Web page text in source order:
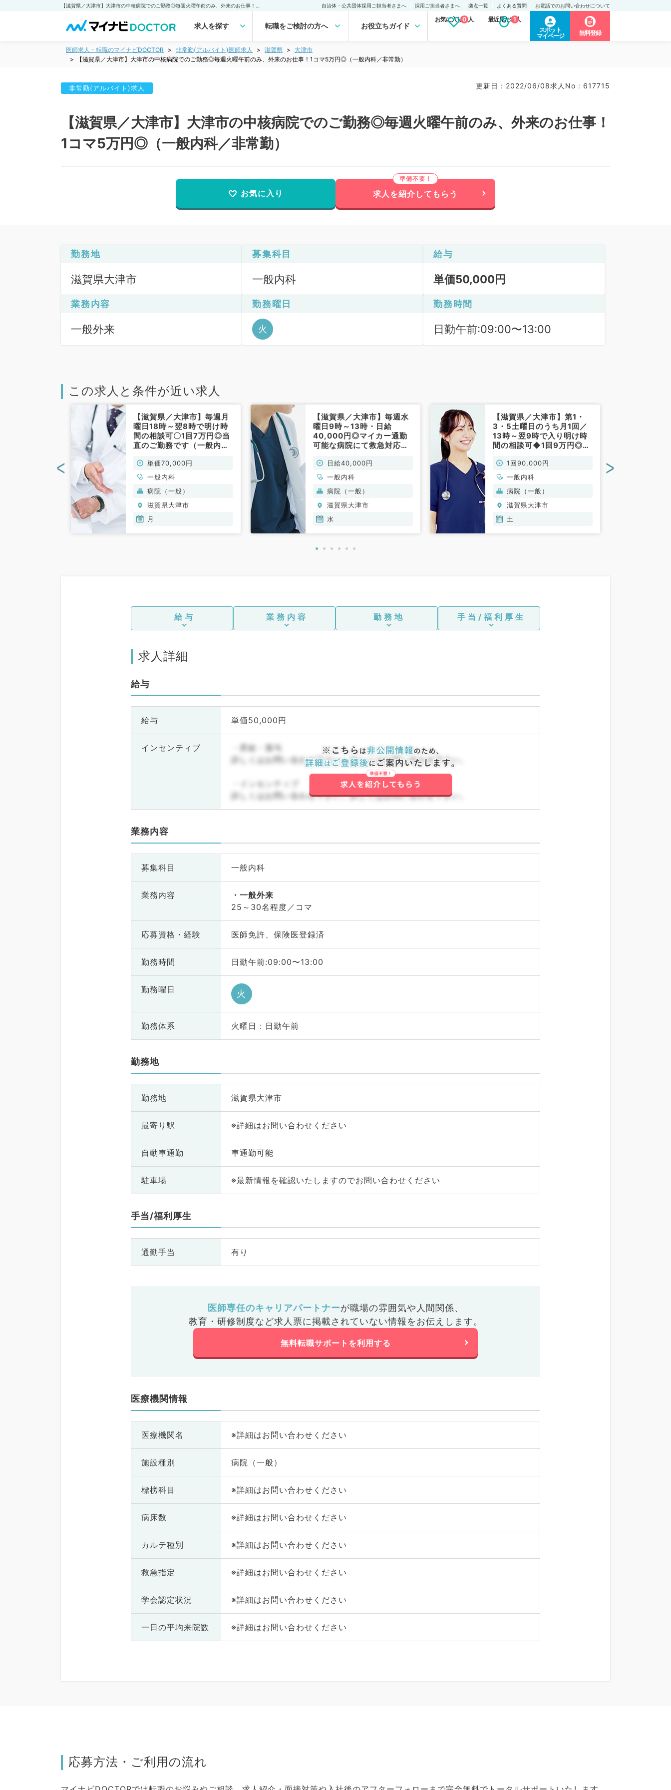
自治体・公共団体採用ご担当者さまへ 採用ご担当者さまへ 拠点一覧 よくある質問 お電話でのお問い合わせについて
求人を探す 転職をご検討の方へ お役立ちガイド
お気に入り求人
0 最近見た求人
1
スポット
マイページ
無料登録
医師求人・転職のマイナビDOCTOR 非常勤(アルバイト)医師求人 滋賀県
大津市
【滋賀県／大津市】大津市の中核病院でのご勤務◎毎週火曜午前のみ、外来のお仕事！1コマ5万円◎（一般内科／非常勤）
非常勤(アルバイト)求人 更新日 : 2022/06/08求人No : 617715
【滋賀県／大津市】大津市の中核病院でのご勤務◎毎週火曜午前のみ、外来のお仕事！
1コマ5万円◎（一般内科／非常勤）
お気に入り 求人を紹介してもらう
勤務地
滋賀県大津市
募集科目
一般内科
給与
単価50,000円
業務内容
一般外来
勤務曜日
火
勤務時間
日勤午前:09:00〜13:00
この求人と条件が近い求人
【滋賀県／大津市】毎週月
曜日18時～翌8時で明け時
間の相談可〇1回7万円◎当
直のご勤務です（一般内科
単価70,000円
一般内科
病院（一般）
滋賀県大津市
月
【滋賀県／大津市】毎週水
曜日9時～13時・日給
40,000円◎マイカー通勤
可能な病院にて救急対応の
非常勤）
日給40,000円
一般内科
病院（一般）
滋賀県大津市
水
【滋賀県／大津市】第1・
3・5土曜日のうち月1回／
13時～翌9時で入り明け時
間の相談可◆1回9万円◎マ
日当直のお仕事！（一般内
科／非常勤）
1回90,000円
一般内科
病院（一般）
滋賀県大津市
土
< >
給与 業務内容 勤務地 手当/福利厚生
求人詳細
給与
給与 単価50,000円
インセンティブ
・昇給・賞与
詳しくはお問い合わせ下さい。詳しくはお問い合わせ下さい。
・インセンティブ
詳しくはお問い合わせ下さい。詳しくはお問い合わせ下さい。
業務内容
募集科目 一般内科
業務内容
一般外来
25～30名程度／コマ
応募資格・ 経験 医師免許、保険医登録済
勤務時間 日勤午前:09:00〜13:00
勤務曜日 火
勤務体系 火曜日 : 日勤午前
勤務地
勤務地 滋賀県大津市
最寄り駅 ※詳細はお問い合わせください
自動車通勤 車通勤可能
駐車場 ※最新情報を確認いたしますのでお問い合わせください
手当/福利厚生
通勤手当 有り
医師専任のキャリアパートナーが職場の雰囲気や人間関係、
教育・研修制度など求人票に掲載されていない情報をお伝えします。
無料転職サポートを利用する
医療機関情報
医療機関名 ※詳細はお問い合わせください
施設種別 病院（一般）
標榜科目 ※詳細はお問い合わせください
病床数 ※詳細はお問い合わせください
カルテ種別 ※詳細はお問い合わせください
救急指定 ※詳細はお問い合わせください
学会認定状況 ※詳細はお問い合わせください
一日の平均来院数 ※詳細はお問い合わせください
応募方法・ご利用の流れ